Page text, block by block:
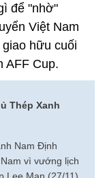
để "nhờ"
Việt Nam
hữu cuối
AFF Cup.
Thép Xanh
Nam Định
vì vướng lịch
Lee Man (27/11)